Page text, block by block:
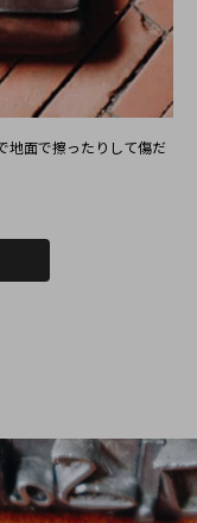
を購入しまし
今回は自分用に
、有難うございま
ようで嬉しいで
地⾯で擦ったりして傷だ